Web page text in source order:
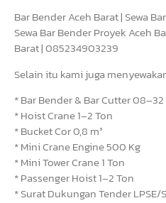
Bar Bender Aceh Barat | Sewa
Sewa Bar Bender Proyek Aceh
Barat | 085234903239
Selain itu kami juga
* Bar Bender & Bar Cutter
* Hoist Crane 1–2 Ton
* Bucket Cor 0,8 m³
* Mini Crane Engine 500 Kg
* Mini Tower Crane 1 Ton
* Passenger Hoist 1–2 Ton
* Surat Dukungan Tender LPSE/